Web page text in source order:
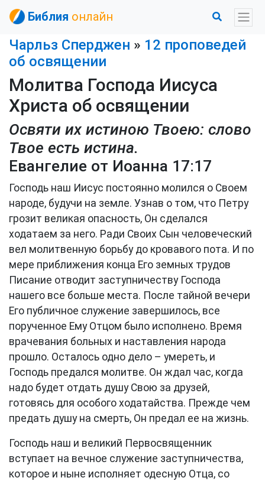
Библия онлайн
Чарльз Сперджен » 12 проповедей
об освящении
Молитва Господа Иисуса
Христа об освящении
Освяти их истиною Твоею: слово
Твое есть истина.
Евангелие от Иоанна 17:17
Господь наш Иисус постоянно молился о Своем
народе, будучи на земле. Узнав о том, что Петру
грозит великая опасность, Он сделался
ходатаем за него. Ради Своих Сын человеческий
вел молитвенную борьбу до кровавого пота. И по
мере приближения конца Его земных трудов
Писание отводит заступничеству Господа
нашего все больше места. После тайной вечери
Его публичное служение завершилось, все
порученное Ему Отцом было исполнено. Время
врачевания больных и наставления народа
прошло. Осталось одно дело – умереть, и
Господь предался молитве. Он ждал час, когда
надо будет отдать душу Свою за друзей,
готовясь для особого ходатайства. Прежде чем
предать душу на смерть, Он предал ее на жизнь.
Господь наш и великий Первосвященник
вступает на вечное служение заступничества,
которое и ныне исполняет одесную Отца, со